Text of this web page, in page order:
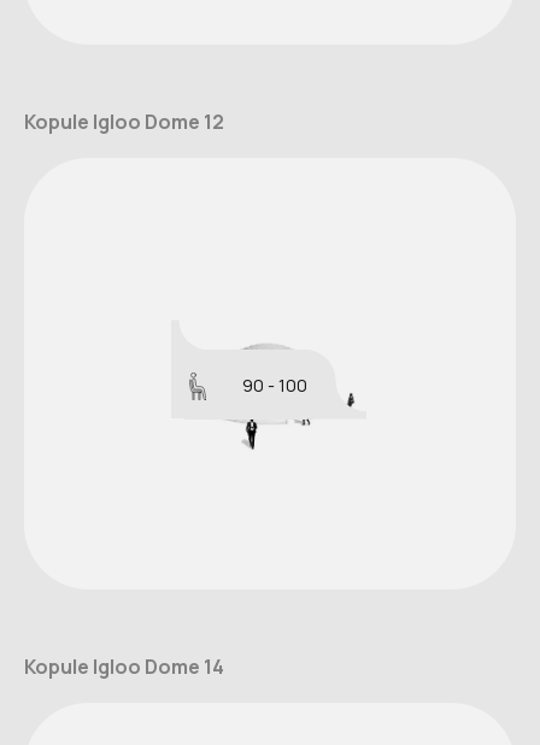
Kopule Igloo Dome 12
90 - 100
Kopule Igloo Dome 14